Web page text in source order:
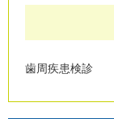
歯周疾患検診